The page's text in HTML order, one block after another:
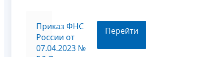
Приказ ФНС
России от
07.04.2023 №
Перейти